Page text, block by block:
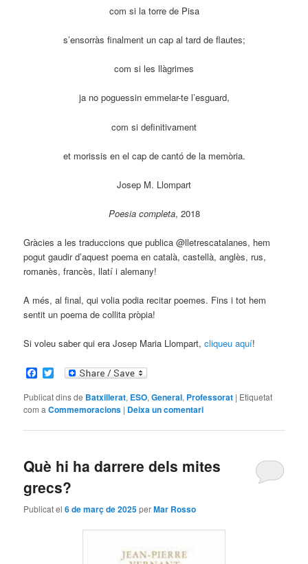
com si la torre de Pisa
s’ensorràs finalment un cap al tard de flautes;
com si les llàgrimes
ja no poguessin emmelar-te l’esguard,
com si definitivament
et morissis en el cap de cantó de la memòria.
Josep M. Llompart
Poesia completa, 2018
Gràcies a les traduccions que publica @lletrescatalanes, hem
pogut gaudir d’aquest poema en català, castellà, anglès, rus,
romanès, francès, llatí i alemany!
A més, al final, qui volia podia recitar poemes. Fins i tot hem
sentit un poema de collita pròpia!
Si voleu saber qui era Josep Maria Llompart,cliqueu aquí!
Facebook
Twitter
Publicat dins de Batxillerat, ESO,General, Professorat | Etiquetat
com a Commemoracions | Deixa un comentari
Què hi ha darrere dels mites
grecs?
Publicat el6 de març de 2025perMar Rosso